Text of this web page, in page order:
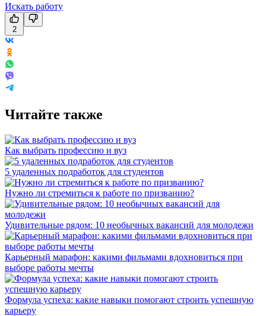
Искать работу
2
Читайте также
Как выбрать профессию и вуз
5 удаленных подработок для студентов
Нужно ли стремиться к работе по призванию?
Удивительные рядом: 10 необычных вакансий для молодежи
Карьерный марафон: какими фильмами вдохновиться при
выборе работы мечты
Формула успеха: какие навыки помогают строить успешную
карьеру